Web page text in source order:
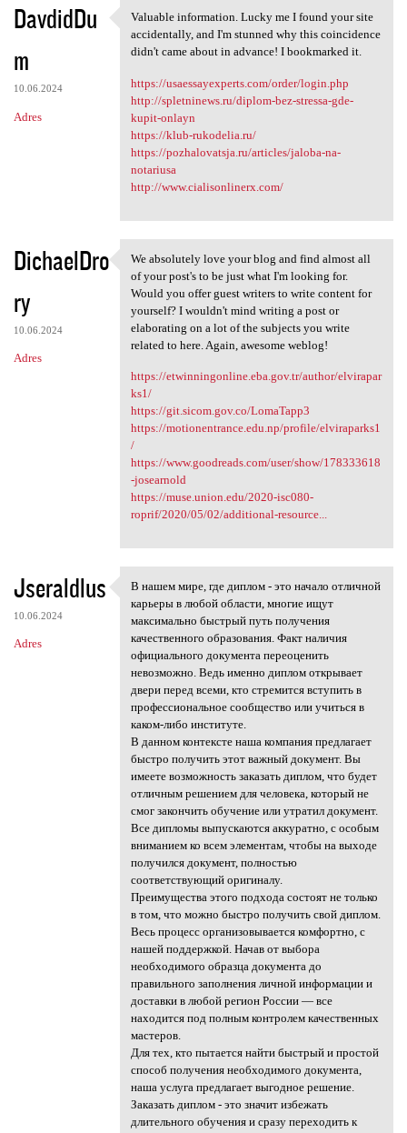
DavdidDu
m
10.06.2024
Adres
Valuable information. Lucky
Valuable information. Lucky me I found your site
accidentally, and I'm stunned why this coincidence
didn't came about in advance! I bookmarked it.
https://usaessayexperts.com/order/login.php
http://spletninews.ru/diplom-bez-stressa-gde-
kupit-onlayn
https://klub-rukodelia.ru/
https://pozhalovatsja.ru/articles/jaloba-na-
notariusa
http://www.cialisonlinerx.com/
DichaelDro
ry
10.06.2024
Adres
We absolutely love your blog
We absolutely love your blog and find almost all
of your post's to be just what I'm looking for.
Would you offer guest writers to write content for
yourself? I wouldn't mind writing a post or
elaborating on a lot of the subjects you write
related to here. Again, awesome weblog!
https://etwinningonline.eba.gov.tr/author/elvirapar
ks1/
https://git.sicom.gov.co/LomaTapp3
https://motionentrance.edu.np/profile/elviraparks1
/
https://www.goodreads.com/user/show/178333618
-josearnold
https://muse.union.edu/2020-isc080-
roprif/2020/05/02/additional-resource...
Jseraldlus
10.06.2024
Adres
В нашем мире, где диплом -
В нашем мире, где диплом - это начало отличной
карьеры в любой области, многие ищут
максимально быстрый путь получения
качественного образования. Факт наличия
официального документа переоценить
невозможно. Ведь именно диплом открывает
двери перед всеми, кто стремится вступить в
профессиональное сообщество или учиться в
каком-либо институте.
В данном контексте наша компания предлагает
быстро получить этот важный документ. Вы
имеете возможность заказать диплом, что будет
отличным решением для человека, который не
смог закончить обучение или утратил документ.
Все дипломы выпускаются аккуратно, с особым
вниманием ко всем элементам, чтобы на выходе
получился документ, полностью
соответствующий оригиналу.
Преимущества этого подхода состоят не только
в том, что можно быстро получить свой диплом.
Весь процесс организовывается комфортно, с
нашей поддержкой. Начав от выбора
необходимого образца документа до
правильного заполнения личной информации и
доставки в любой регион России — все
находится под полным контролем качественных
мастеров.
Для тех, кто пытается найти быстрый и простой
способ получения необходимого документа,
наша услуга предлагает выгодное решение.
Заказать диплом - это значит избежать
длительного обучения и сразу переходить к